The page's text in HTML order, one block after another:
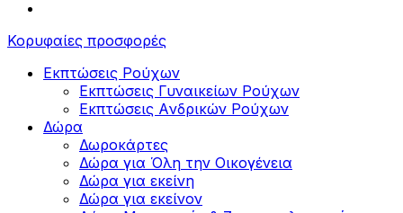
Κορυφαίες προσφορές
Εκπτώσεις Ρούχων
Εκπτώσεις Γυναικείων Ρούχων
Εκπτώσεις Aνδρικών Ρούχων
Δώρα
Δωροκάρτες
Δώρα για Όλη την Οικογένεια
Δώρα για εκείνη
Δώρα για εκείνον